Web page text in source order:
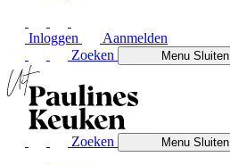
Inloggen
Aanmelden
Zoeken
MenuSluiten
Zoeken MenuSluiten